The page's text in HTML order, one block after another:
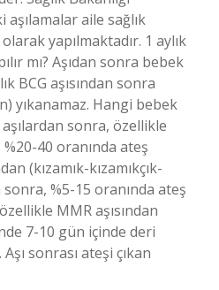
aşılamalar aile sağlık
yapılmaktadır. 1 aylık
mı? Aşıdan sonra bebek
BCG aşısından sonra
yıkanamaz. Hangi bebek
aşılardan sonra, özellikle
40 oranında ateş
(kızamık-kızamıkçık-
%5-15 oranında ateş
MMR aşısından
7-10 gün içinde deri
sonrası ateşi çıkan